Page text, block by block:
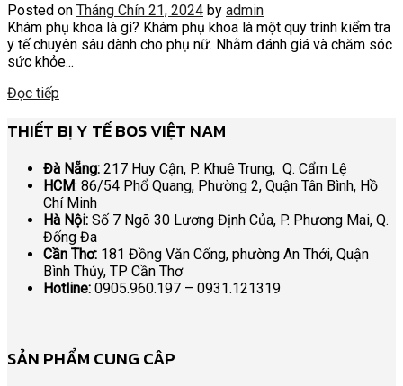
Posted on Tháng Chín 21, 2024 by admin
Khám phụ khoa là gì? Khám phụ khoa là một quy trình kiểm tra
y tế chuyên sâu dành cho phụ nữ. Nhằm đánh giá và chăm sóc
sức khỏe...
Đọc tiếp
THIẾT BỊ Y TẾ BOS VIỆT NAM
Đà Nẵng: 217 Huy Cận, P. Khuê Trung, Q. Cẩm Lệ
HCM: 86/54 Phổ Quang, Phường 2, Quận Tân Bình, Hồ
Chí Minh
Hà Nội: Số 7 Ngõ 30 Lương Định Của, P. Phương Mai, Q.
Đống Đa
Cần Thơ: 181 Đồng Văn Cống, phường An Thới, Quận
Bình Thủy, TP Cần Thơ
Hotline: 0905.960.197 – 0931.121319
SẢN PHẨM CUNG CÂP